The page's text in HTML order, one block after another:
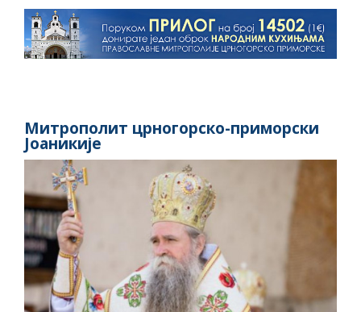
Митрополит црногорско-приморски
Јоаникије